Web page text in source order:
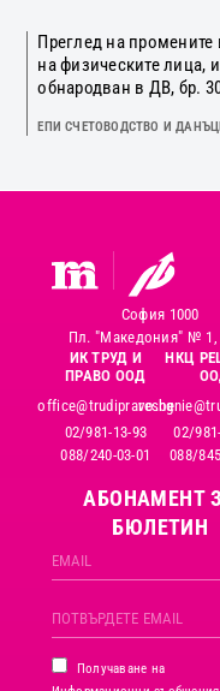
Преглед на промените
на физическите
обнародван в ДВ, бр.
ЕПИ СЧЕТОВОДСТВО И
София 1000
Пл. "Македония" № 1,
ИК ТРУД И
ПРАВО ООД
office@trudipravo.bg
02/981-13-93
088/240-03-01
НКЦ
02/
088/
АБОНАМЕНТ
БЮЛЕТИН
Получаване на